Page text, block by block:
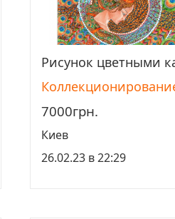
Просмотреть
Рисунок цветными
7000грн.
Киев
26.02.23 в 22:29